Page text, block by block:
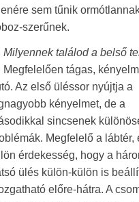
sem tűnik
szerűnek.
találod a belső
tágas,
Az első üléssor nyújtja a
kényelmet, de a
sincsenek
Megfelelő a lábtér,
érdekesség, hogy a
ülés külön-külön is
előre-hátra. A